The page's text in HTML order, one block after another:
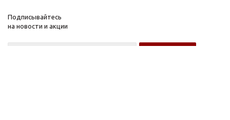
Подписывайтесь
на новости и акции